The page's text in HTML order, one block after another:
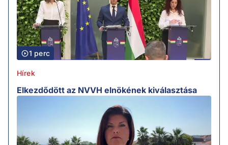
1 perc
Hírek
Elkezdődött az NVVH elnökének kiválasztása